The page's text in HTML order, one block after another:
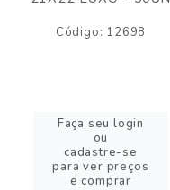
Código: 12698
Faça seu login
ou
cadastre-se
para ver preços
e comprar